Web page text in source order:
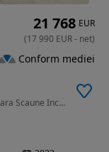
2360 cm3 • 188 CP • Phev 4WD Faruri Led Alcantara Scaune Incalzite Camera Masarier Garanti
21 768 EUR
(17 990 EUR- net)
Conform mediei